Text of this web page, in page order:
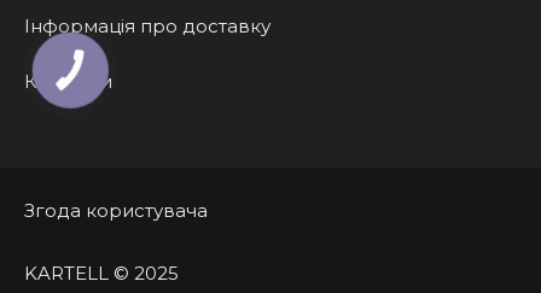
Інформація про доставку
Контакти
Згода користувача
KARTELL © 2025
КНОПКА
ЗВ'ЯЗКУ